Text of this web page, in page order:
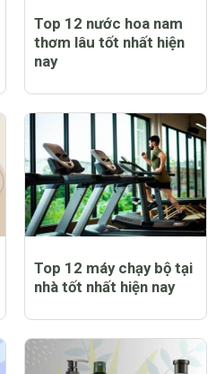
Top 12 nước hoa nam
thơm lâu tốt nhất hiện
nay
Top 12 máy chạy bộ tại
nhà tốt nhất hiện nay